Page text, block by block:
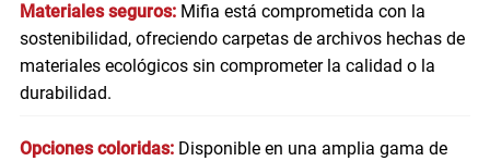
Materiales seguros: Mifia está comprometida con la
sostenibilidad, ofreciendo carpetas de archivos hechas de
materiales ecológicos sin comprometer la calidad o la
durabilidad.
Opciones coloridas: Disponible en una amplia gama de